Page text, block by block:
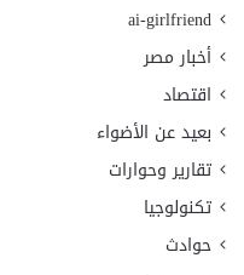
ai-girlfriend
أخبار مصر
اقتصاد
بعيد عن الأضواء
تقارير وحوارات
تكنولوجيا
حوادث